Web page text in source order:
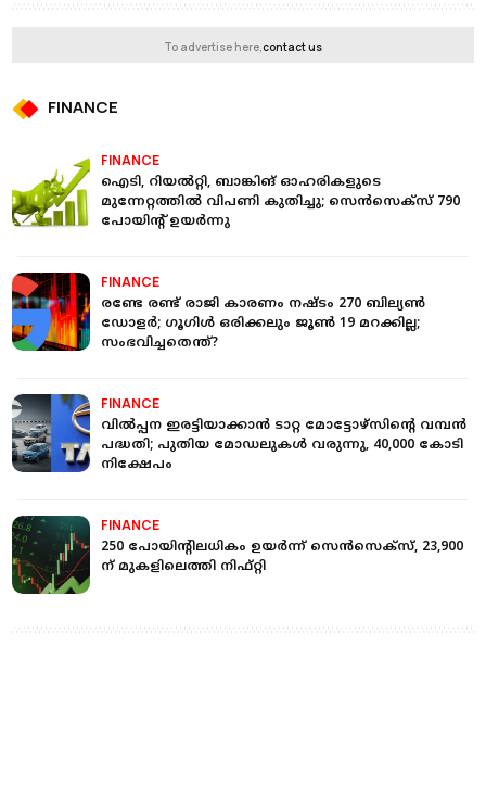
To advertise here,contact us
FINANCE
FINANCE
ഐടി, റിയല്‍റ്റി, ബാങ്കിങ് ഓഹരികളുടെ
മുന്നേറ്റത്തില്‍ വിപണി കുതിച്ചു; സെന്‍സെക്‌സ് 790
പോയിന്റ് ഉയര്‍ന്നു
FINANCE
രണ്ടേ രണ്ട് രാജി കാരണം നഷ്ടം 270 ബില്യൺ
ഡോളർ; ഗൂഗിൾ ഒരിക്കലും ജൂൺ 19 മറക്കില്ല;
സംഭവിച്ചതെന്ത്?
FINANCE
വില്‍പ്പന ഇരട്ടിയാക്കാന്‍ ടാറ്റ മോട്ടോഴ്സിന്റെ വമ്പന്‍
പദ്ധതി; പുതിയ മോഡലുകള്‍ വരുന്നു, 40,000 കോടി
നിക്ഷേപം
FINANCE
250 പോയിന്റിലധികം ഉയര്‍ന്ന് സെന്‍സെക്‌സ്, 23,900
ന് മുകളിലെത്തി നിഫ്റ്റി